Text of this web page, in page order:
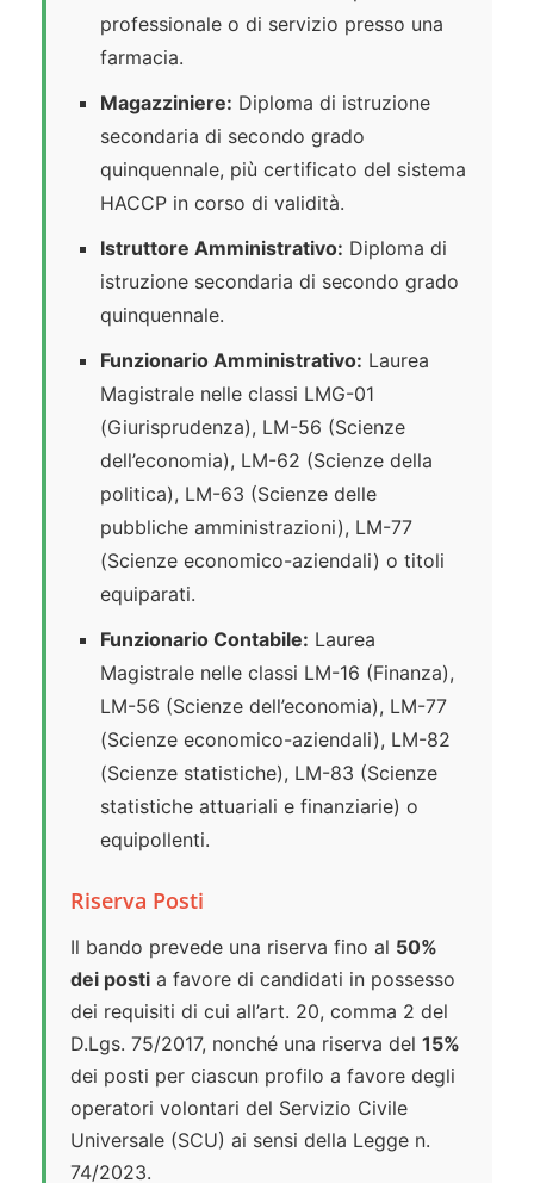
professionale o di servizio presso una
farmacia.
Magazziniere: Diploma di istruzione
secondaria di secondo grado
quinquennale, più certificato del sistema
HACCP in corso di validità.
Istruttore Amministrativo: Diploma di
istruzione secondaria di secondo grado
quinquennale.
Funzionario Amministrativo: Laurea
Magistrale nelle classi LMG-01
(Giurisprudenza), LM-56 (Scienze
dell’economia), LM-62 (Scienze della
politica), LM-63 (Scienze delle
pubbliche amministrazioni), LM-77
(Scienze economico-aziendali) o titoli
equiparati.
Funzionario Contabile: Laurea
Magistrale nelle classi LM-16 (Finanza),
LM-56 (Scienze dell’economia), LM-77
(Scienze economico-aziendali), LM-82
(Scienze statistiche), LM-83 (Scienze
statistiche attuariali e finanziarie) o
equipollenti.
Riserva Posti
Il bando prevede una riserva fino al 50%
dei posti a favore di candidati in possesso
dei requisiti di cui all’art. 20, comma 2 del
D.Lgs. 75/2017, nonché una riserva del 15%
dei posti per ciascun profilo a favore degli
operatori volontari del Servizio Civile
Universale (SCU) ai sensi della Legge n.
74/2023.